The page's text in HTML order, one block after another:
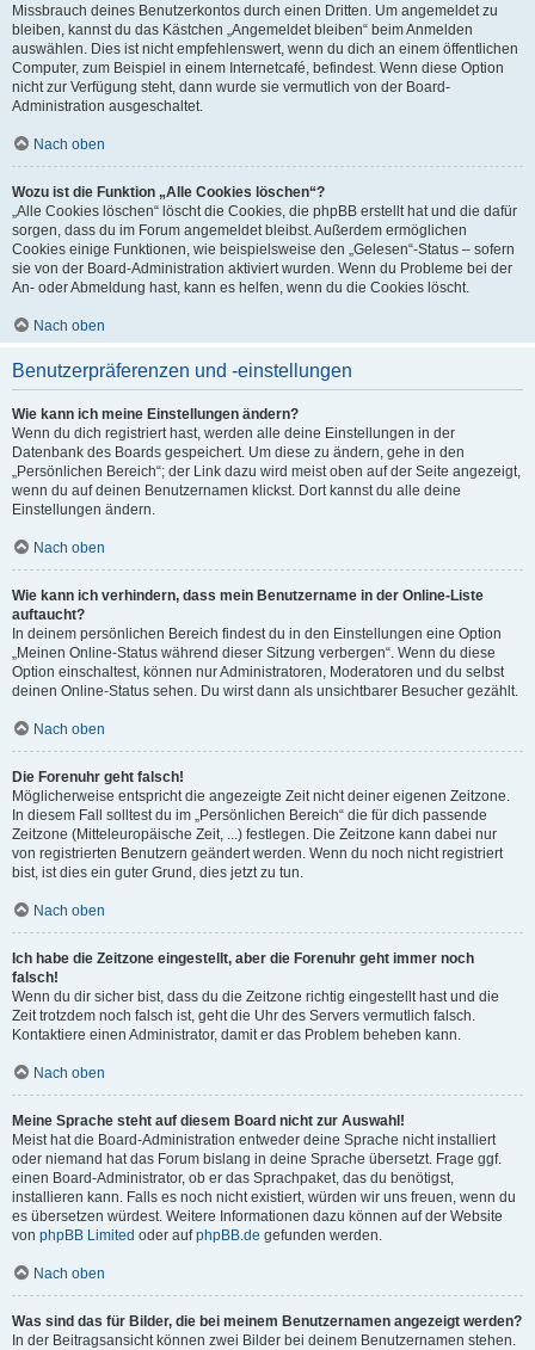
Missbrauch deines Benutzerkontos durch einen Dritten. Um angemeldet zu
bleiben, kannst du das Kästchen „Angemeldet bleiben“ beim Anmelden
auswählen. Dies ist nicht empfehlenswert, wenn du dich an einem öffentlichen
Computer, zum Beispiel in einem Internetcafé, befindest. Wenn diese Option
nicht zur Verfügung steht, dann wurde sie vermutlich von der Board-
Administration ausgeschaltet.
Nach oben
Wozu ist die Funktion „Alle Cookies löschen“?
„Alle Cookies löschen“ löscht die Cookies, die phpBB erstellt hat und die dafür
sorgen, dass du im Forum angemeldet bleibst. Außerdem ermöglichen
Cookies einige Funktionen, wie beispielsweise den „Gelesen“-Status – sofern
sie von der Board-Administration aktiviert wurden. Wenn du Probleme bei der
An- oder Abmeldung hast, kann es helfen, wenn du die Cookies löscht.
Nach oben
Benutzerpräferenzen und -einstellungen
Wie kann ich meine Einstellungen ändern?
Wenn du dich registriert hast, werden alle deine Einstellungen in der
Datenbank des Boards gespeichert. Um diese zu ändern, gehe in den
„Persönlichen Bereich“; der Link dazu wird meist oben auf der Seite angezeigt,
wenn du auf deinen Benutzernamen klickst. Dort kannst du alle deine
Einstellungen ändern.
Nach oben
Wie kann ich verhindern, dass mein Benutzername in der Online-Liste
auftaucht?
In deinem persönlichen Bereich findest du in den Einstellungen eine Option
„Meinen Online-Status während dieser Sitzung verbergen“. Wenn du diese
Option einschaltest, können nur Administratoren, Moderatoren und du selbst
deinen Online-Status sehen. Du wirst dann als unsichtbarer Besucher gezählt.
Nach oben
Die Forenuhr geht falsch!
Möglicherweise entspricht die angezeigte Zeit nicht deiner eigenen Zeitzone.
In diesem Fall solltest du im „Persönlichen Bereich“ die für dich passende
Zeitzone (Mitteleuropäische Zeit, ...) festlegen. Die Zeitzone kann dabei nur
von registrierten Benutzern geändert werden. Wenn du noch nicht registriert
bist, ist dies ein guter Grund, dies jetzt zu tun.
Nach oben
Ich habe die Zeitzone eingestellt, aber die Forenuhr geht immer noch
falsch!
Wenn du dir sicher bist, dass du die Zeitzone richtig eingestellt hast und die
Zeit trotzdem noch falsch ist, geht die Uhr des Servers vermutlich falsch.
Kontaktiere einen Administrator, damit er das Problem beheben kann.
Nach oben
Meine Sprache steht auf diesem Board nicht zur Auswahl!
Meist hat die Board-Administration entweder deine Sprache nicht installiert
oder niemand hat das Forum bislang in deine Sprache übersetzt. Frage ggf.
einen Board-Administrator, ob er das Sprachpaket, das du benötigst,
installieren kann. Falls es noch nicht existiert, würden wir uns freuen, wenn du
es übersetzen würdest. Weitere Informationen dazu können auf der Website
von phpBB Limited oder aufphpBB.de gefunden werden.
Nach oben
Was sind das für Bilder, die bei meinem Benutzernamen angezeigt werden?
In der Beitragsansicht können zwei Bilder bei deinem Benutzernamen stehen.